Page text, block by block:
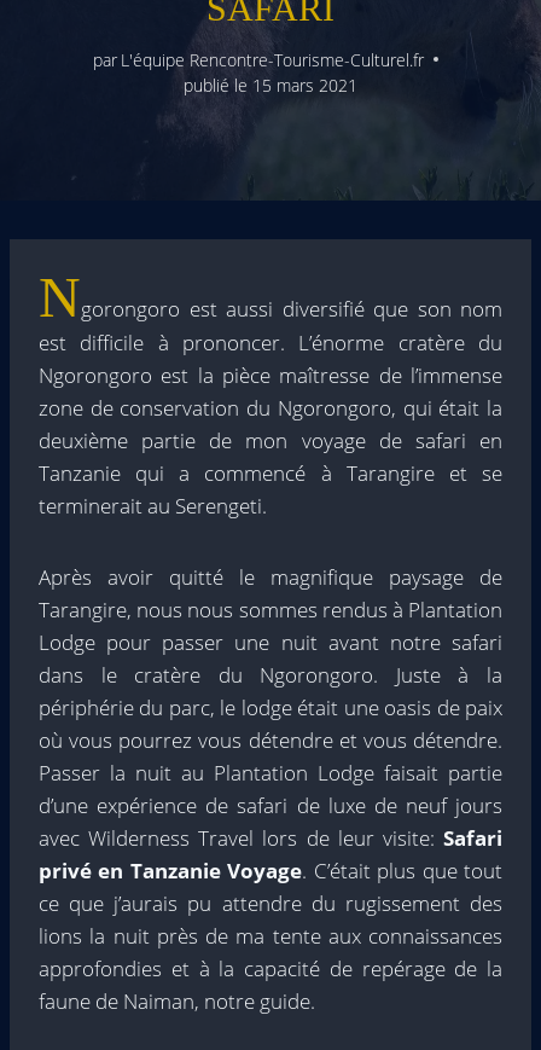
SAFARI
par L'équipe Rencontre-Tourisme-Culturel.fr
publié le 15 mars 2021
Ngorongoro est aussi diversifié que son nom
est difficile à prononcer. L’énorme cratère du
Ngorongoro est la pièce maîtresse de l’immense
zone de conservation du Ngorongoro, qui était la
deuxième partie de mon voyage de safari en
Tanzanie qui a commencé à Tarangire et se
terminerait au Serengeti.
Après avoir quitté le magnifique paysage de
Tarangire, nous nous sommes rendus à Plantation
Lodge pour passer une nuit avant notre safari
dans le cratère du Ngorongoro. Juste à la
périphérie du parc, le lodge était une oasis de paix
où vous pourrez vous détendre et vous détendre.
Passer la nuit au Plantation Lodge faisait partie
d’une expérience de safari de luxe de neuf jours
avec Wilderness Travel lors de leur visite: Safari
privé en Tanzanie Voyage. C’était plus que tout
ce que j’aurais pu attendre du rugissement des
lions la nuit près de ma tente aux connaissances
approfondies et à la capacité de repérage de la
faune de Naiman, notre guide.